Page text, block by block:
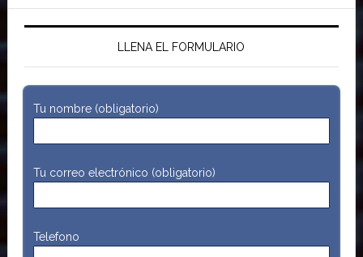
LLENA EL FORMULARIO
Tu nombre (obligatorio)
Tu correo electrónico (obligatorio)
Telefono